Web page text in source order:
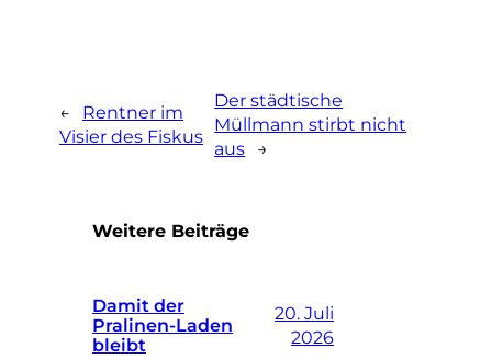
←
Rentner im
Visier des Fiskus
Der städtische
Müllmann stirbt nicht
aus →
Weitere Beiträge
Damit der
Pralinen-Laden
bleibt
20. Juli
2026